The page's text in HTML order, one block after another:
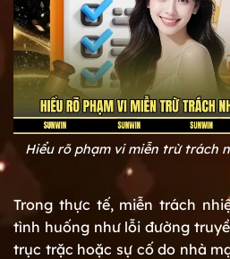
Hiểu rõ phạm vi miễn trừ trách
Trong thực tế, miễn trách
tình huống như lỗi đường
trục trặc hoặc sự cố do nhà